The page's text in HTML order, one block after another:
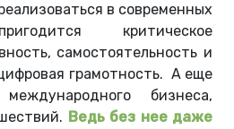
в современных
критическое
самостоятельность и
грамотность. А еще
бизнеса,
Ведь без нее даже